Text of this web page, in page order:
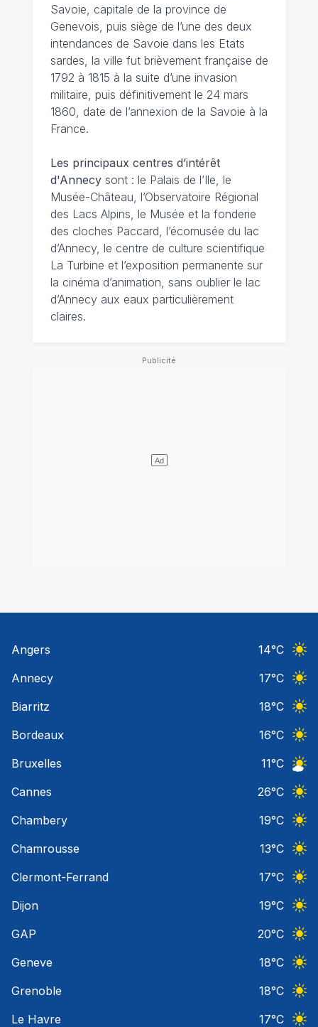
Savoie, capitale de la province de
Genevois, puis siège de l’une des deux
intendances de Savoie dans les Etats
sardes, la ville fut brièvement française de
1792 à 1815 à la suite d’une invasion
militaire, puis définitivement le 24 mars
1860, date de l’annexion de la Savoie à la
France.
Les principaux centres d’intérêt
d'Annecysont : le Palais de l’Ile, le
Musée-Château, l’Observatoire Régional
des Lacs Alpins, le Musée et la fonderie
des cloches Paccard, l’écomusée du lac
d’Annecy, le centre de culture scientifique
La Turbine et l’exposition permanente sur
la cinéma d’animation, sans oublier le lac
d’Annecy aux eaux particulièrement
claires.
Angers 14°C
Annecy
17°C
Biarritz
18°C
Bordeaux
16°C
Bruxelles
11°C
Cannes
26°C
Chambery
19°C
Chamrousse
13°C
Clermont-Ferrand
17°C
Dijon
19°C
GAP
20°C
Geneve
18°C
Grenoble
18°C
Le Havre
17°C